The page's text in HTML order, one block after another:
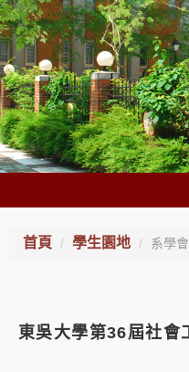
首頁 學生園地 系學
東吳大學第36屆社會